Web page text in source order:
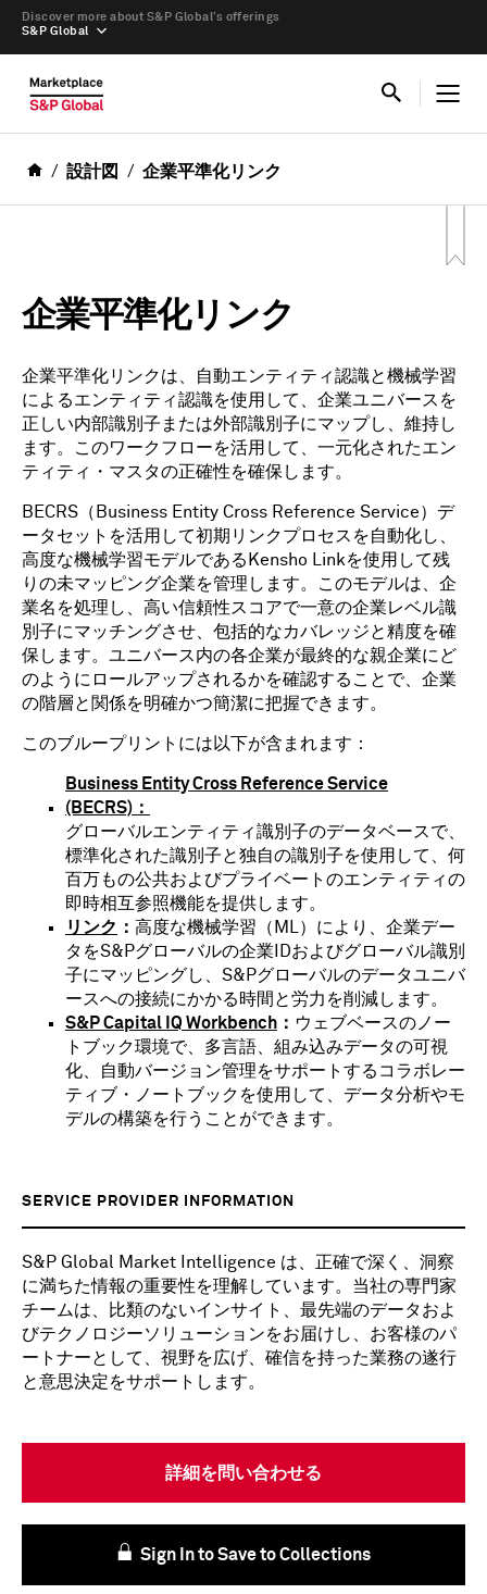
S&P Global
Discover more about S&P Global’s offerings
設計図 企業平準化リンク
企業平準化リンク
企業平準化リンクは、自動エンティティ認識と機械学習
によるエンティティ認識を使用して、企業ユニバースを
正しい内部識別子または外部識別子にマップし、維持し
ます。このワークフローを活用して、一元化されたエン
ティティ・マスタの正確性を確保します。
BECRS（Business Entity Cross Reference Service）デ
ータセットを活用して初期リンクプロセスを自動化し、
高度な機械学習モデルであるKensho Linkを使用して残
りの未マッピング企業を管理します。このモデルは、企
業名を処理し、高い信頼性スコアで一意の企業レベル識
別子にマッチングさせ、包括的なカバレッジと精度を確
保します。ユニバース内の各企業が最終的な親企業にど
のようにロールアップされるかを確認することで、企業
の階層と関係を明確かつ簡潔に把握できます。
このブループリントには以下が含まれます：
Business Entity Cross Reference Service
(BECRS)：
グローバルエンティティ識別子のデータベースで、
標準化された識別子と独自の識別子を使用して、何
百万もの公共およびプライベートのエンティティの
即時相互参照機能を提供します。
リンク ： 高度な機械学習（ML）により、企業デー
タをS&Pグローバルの企業IDおよびグローバル識別
子にマッピングし、S&Pグローバルのデータユニバ
ースへの接続にかかる時間と労力を削減します。
S&P Capital IQ Workbench ： ウェブベースのノー
トブック環境で、多言語、組み込みデータの可視
化、自動バージョン管理をサポートするコラボレー
ティブ・ノートブックを使用して、データ分析やモ
デルの構築を行うことができます。
SERVICE PROVIDER INFORMATION
S&P Global Market Intelligence は、正確で深く、洞察
に満ちた情報の重要性を理解しています。当社の専門家
チームは、比類のないインサイト、最先端のデータおよ
びテクノロジーソリューションをお届けし、お客様のパ
ートナーとして、視野を広げ、確信を持った業務の遂行
と意思決定をサポートします。
詳細を問い合わせる
Sign In to Save to Collections